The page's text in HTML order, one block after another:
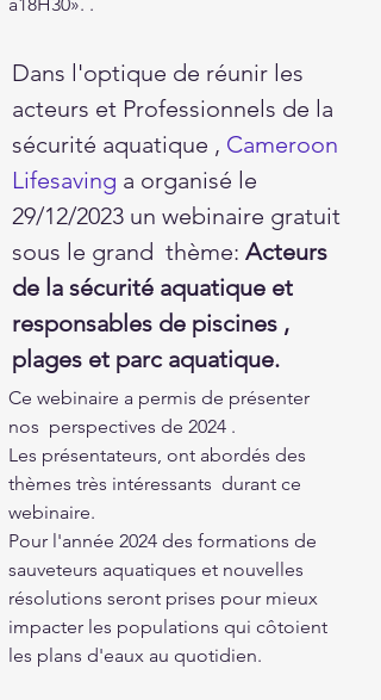
Dans l'optique de réunir les
acteurs et Professionnels de la
sécurité aquatique , Cameroon
Lifesaving a organisé le
29/12/2023 un webinaire gratuit
sous le grand  thème: Acteurs
de la sécurité aquatique et
responsables de piscines ,
plages et parc aquatique.
Ce webinaire a permis de présenter
nos  perspectives de 2024 .
Les présentateurs, ont abordés des
thèmes très intéressants  durant ce
webinaire.
Pour l'année 2024 des formations de
sauveteurs aquatiques et nouvelles
résolutions seront prises pour mieux
impacter les populations qui côtoient
les plans d'eaux au quotidien.